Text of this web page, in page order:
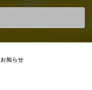
知らせ